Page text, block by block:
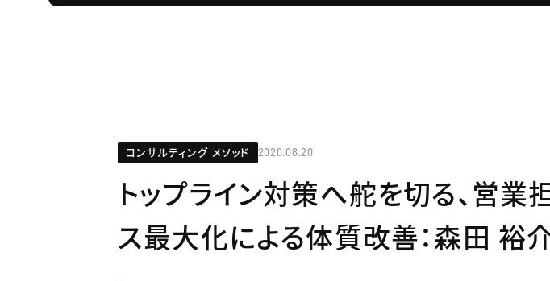
コンサルティング メソッド 2020.08.20
トップライン対策へ舵を切る、営業
ス最大化による体質改善：森田 裕